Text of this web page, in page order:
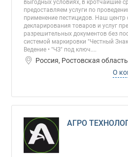
выгодных условиях, в кротчайшие
предоставляем услуги по
применение пестицидов. Наш центр
декларирования товаров и услуг
разрешительных документов без
системой маркировки "Честный
Ведение • "ЧЗ" под ключ....
Россия, Ростовская
О
АГРО